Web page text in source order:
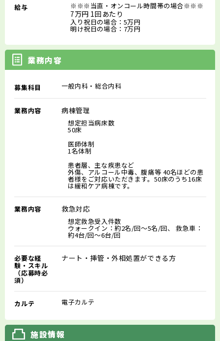
給与 ※※※当直・オンコール時間帯の場合※※※
7万円 1回あたり
入り祝日の場合：5万円
明け祝日の場合：7万円
業務内容
募集科目 一般内科・総合内科
業務内容 病棟管理
想定担当病床数
50床
医師体制
1名体制
患者層、主な疾患など
外傷、アルコール中毒、腹痛等 40名ほどの患
者様をご対応いただきます。50床のうち16床
は緩和ケア病棟です。
業務内容 救急対応
想定救急受入件数
ウォークイン：約2名/回～5名/回、 救急車：
約4台/回～6台/回
必要な経
験・スキル
（応募時必
須）
ナート・挿管・外相処置ができる方
カルテ 電子カルテ
施設情報